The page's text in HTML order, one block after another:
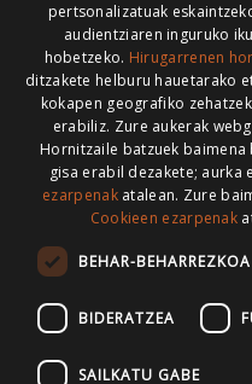
HONI BURUZ
ARAUAK
pertsonalizatuak
audientziaren inguruko
hobetzeko. Hirugarrenen
ditzakete helburu hauetarako
kokapen geografiko
erabiliz. Zure aukerak
Hornitzaile batzuek
gisa erabil dezakete; aurka
ezarpenakatalean. Zure
Cookieen ezarpenak
BEHAR-BEHARREZKOA
BIDERATZEA
SAILKATU GABE